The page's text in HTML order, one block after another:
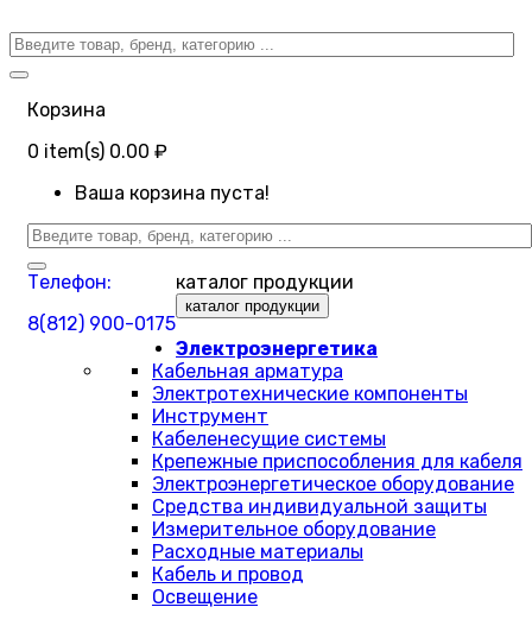
Корзина
0 item(s) 0.00 ₽
Ваша корзина пуста!
Телефон:
8(812) 900-0175
каталог продукции
каталог продукции
Электроэнергетика
Кабельная арматура
Электротехнические компоненты
Инструмент
Кабеленесущие системы
Крепежные приспособления для кабеля
Электроэнергетическое оборудование
Средства индивидуальной защиты
Измерительное оборудование
Расходные материалы
Кабель и провод
Освещение